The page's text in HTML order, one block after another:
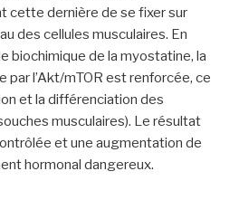
cette dernière de se fixer sur
des cellules musculaires. En
biochimique de la myostatine, la
par l’Akt/mTOR est renforcée, ce
et la différenciation des
musculaires). Le résultat
et une augmentation de
hormonal dangereux.